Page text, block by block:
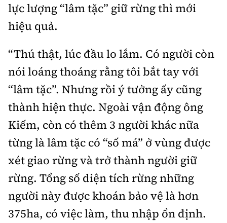
lực lượng “lâm tặc” giữ rừng thì mới
hiệu quả.
“Thú thật, lúc đầu lo lắm. Có người còn
nói loáng thoáng rằng tôi bắt tay với
“lâm tặc”. Nhưng rồi ý tưởng ấy cũng
thành hiện thực. Ngoài vận động ông
Kiếm, còn có thêm 3 người khác nữa
từng là lâm tặc có “số má” ở vùng được
xét giao rừng và trở thành người giữ
rừng. Tổng số diện tích rừng những
người này được khoán bảo vệ là hơn
375ha, có việc làm, thu nhập ổn định.